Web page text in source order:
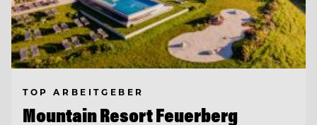
TOP ARBEITGEBER
Mountain Resort Feuerberg